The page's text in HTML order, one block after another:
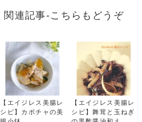
関連記事-こちらもどうぞ
【エイジレス美腸レ
シピ】カボチャの美
【エイジレス美腸レ
シピ】舞茸と玉ねぎ